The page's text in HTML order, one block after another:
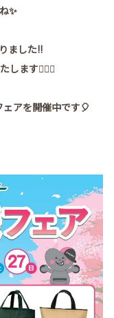
✨
ました!!
します💁🏻‍♂️
アを開催中です🎈